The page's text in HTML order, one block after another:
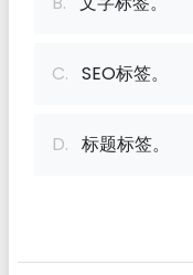
C. SEO标签。
D. 标题标签。